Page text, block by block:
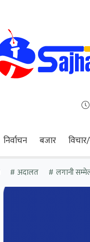
निर्वाचन बजार
अदालत लगानी